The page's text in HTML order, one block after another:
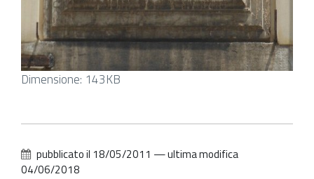
Clicca
alle
dimensioni
Dimensione: 143KB
pubblicato il 18/05/2011 —ultima modifica
04/06/2018